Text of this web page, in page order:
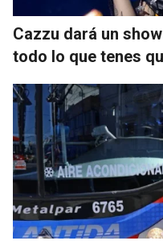
Cazzu dará un
todo lo que tenes